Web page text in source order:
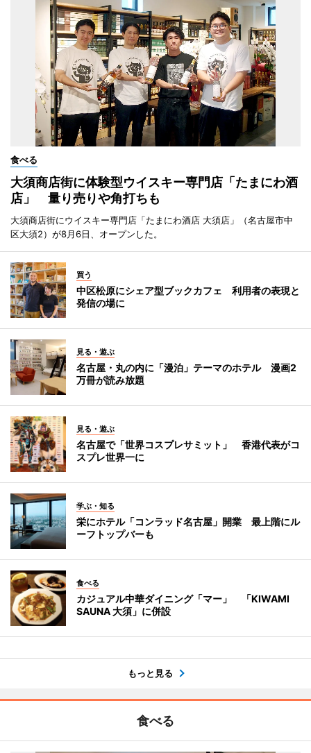
食べる
大須商店街に体験型ウイスキー専門店「たまにわ酒
店」 量り売りや角打ちも
大須商店街にウイスキー専門店「たまにわ酒店 大須店」（名古屋市中
区大須2）が8月6日、オープンした。
買う
中区松原にシェア型ブックカフェ 利用者の表現と
発信の場に
見る・遊ぶ
名古屋・丸の内に「漫泊」テーマのホテル 漫画2
万冊が読み放題
見る・遊ぶ
名古屋で「世界コスプレサミット」 香港代表がコ
スプレ世界一に
学ぶ・知る
栄にホテル「コンラッド名古屋」開業 最上階にル
ーフトップバーも
食べる
カジュアル中華ダイニング「マー」 「KIWAMI
SAUNA 大須」に併設
もっと見る
食べる